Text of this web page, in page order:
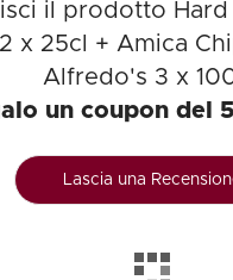
il prodotto
x 25cl + Amica
Alfredo's 3 x
un coupon del
Lascia una